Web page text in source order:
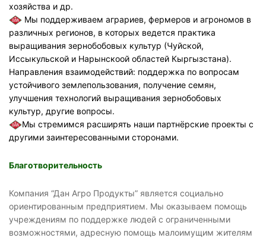
хозяйства и др.
Мы поддерживаем аграриев, фермеров и агрономов в
различных регионов, в которых ведется практика
выращивания зернобобовых культур (Чуйской,
Иссыкульской и Нарынскоой областей Кыргызстана).
Направления взаимодействий: поддержка по вопросам
устойчивого землепользования, получение семян,
улучшения технологий выращивания зернобобовых
культур, другие вопросы.
Мы стремимся расширять наши партнёрские проекты с
другими заинтересованными сторонами.
Благотворительность
Компания “Дан Агро Продукты” является социально
ориентированным предприятием. Мы оказываем помощь
учреждениям по поддержке людей с ограниченными
возможностями, адресную помощь малоимущим жителям